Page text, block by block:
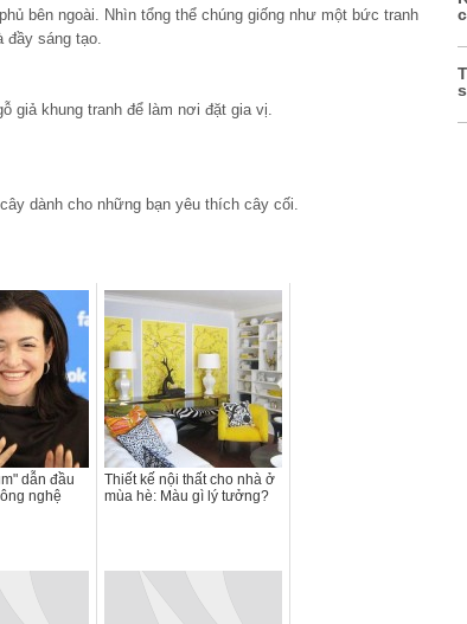
bên ngoài. Nhìn tổng thể chúng giống như một bức tranh
đầy sáng tạo.
giả khung tranh để làm nơi đặt gia vị.
dành cho những bạn yêu thích cây cối.
dẫn đầu
nghệ
Thiết kế nội thất cho nhà ở
mùa hè: Màu gì lý tưởng?